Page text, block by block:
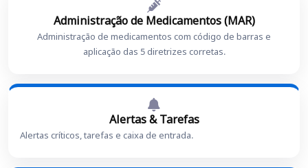
Administração de Medicamentos (MAR)
Administração de medicamentos com código de barras e
aplicação das 5 diretrizes corretas.
Alertas & Tarefas
Alertas críticos, tarefas e caixa de entrada.